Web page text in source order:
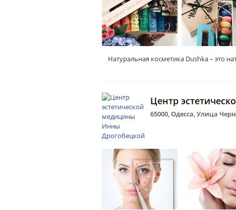
Натуральная косметика Dushka – это
Центр
65000, Одесса, Улица